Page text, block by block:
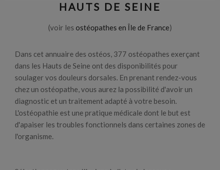
HAUTS DE SEINE
(voir les ostéopathes en Île de France)
Dans cet annuaire des ostéos, 377 ostéopathes exerçant
dans les Hauts de Seine ont des disponibilités pour
soulager vos douleurs dorsales. En prenant rendez-vous
chez un ostéopathe, vous aurez la possibilité d'avoir un
diagnostic et un traitement adapté à votre besoin.
L'ostéopathie est une pratique médicale dont le but est
d'apaiser les troubles fonctionnels dans certaines zones de
l'organisme.